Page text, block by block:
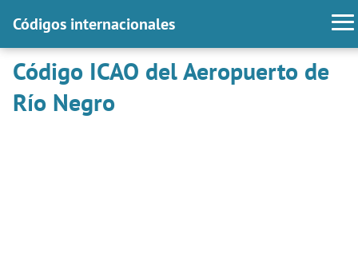
Códigos internacionales
Código ICAO del Aeropuerto de
Río Negro